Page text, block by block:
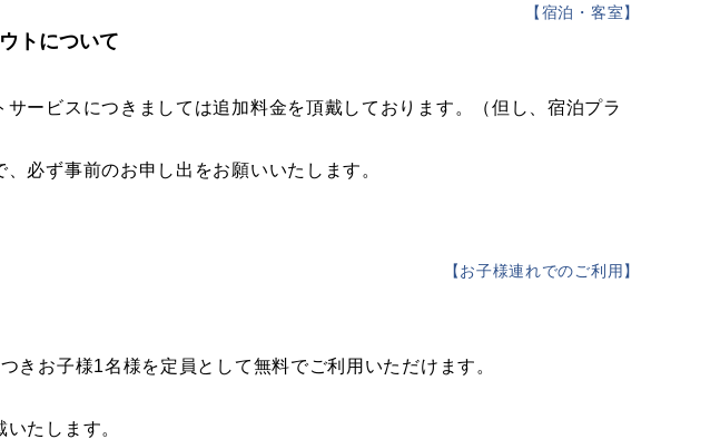
【宿泊・客室】
トについて
ービスにつきましては追加料金を頂戴しております。（但し、宿泊プラ
必ず事前のお申し出をお願いいたします。
【お子様連れでのご利用 】
きお子様1名様を定員として無料でご利用いただけます。
たします。